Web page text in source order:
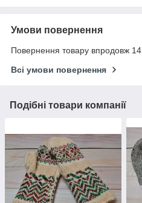
Умови повернення
Повернення товару впродовж 14
Всі умови повернення
Подібні товари компанії